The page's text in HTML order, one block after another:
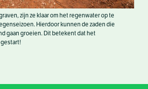
zijn ze klaar om het regenwater op te
Hierdoor kunnen de zaden die
gaan groeien. Dit betekent dat het